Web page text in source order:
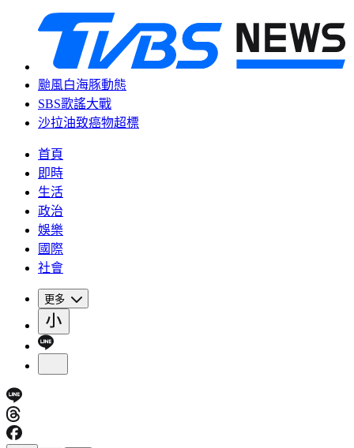
颱風白海豚動態
SBS歌謠大戰
沙拉油致癌物超標
首頁
即時
生活
政治
娛樂
國際
社會
更多